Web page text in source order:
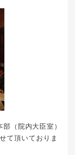
（院内大臣室）
て頂いておりま